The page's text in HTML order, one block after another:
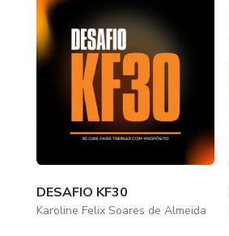
DESAFIO KF30
Karoline Felix Soares de Almeida